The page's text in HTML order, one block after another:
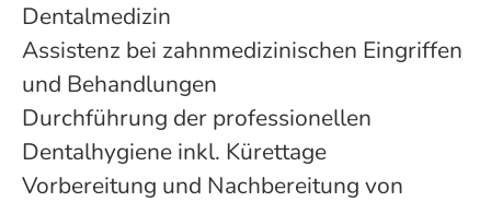
Dentalmedizin
Assistenz bei zahnmedizinischen Eingriffen
und Behandlungen
Durchführung der professionellen
Dentalhygiene inkl. Kürettage
Vorbereitung und Nachbereitung von